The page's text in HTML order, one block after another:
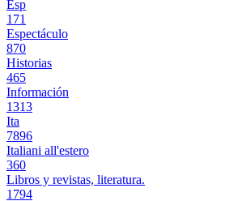
Esp
171
Espectáculo
870
Historias
465
Información
1313
Ita
7896
Italiani all'estero
360
Libros y revistas, literatura.
1794